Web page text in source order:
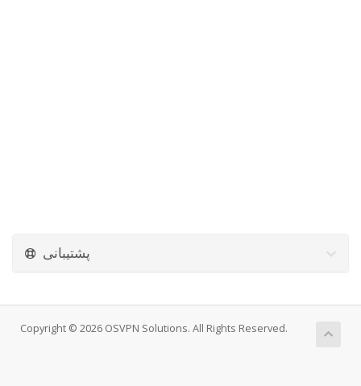
پشتیبانی
Copyright © 2026 OSVPN Solutions. All Rights Reserved.